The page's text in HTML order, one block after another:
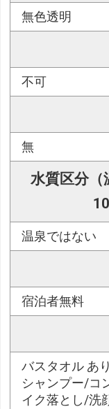
無色透明
不可
無
水質区分（
温泉ではない
宿泊者無料
バスタオル あり
シャンプー/コ
イク落とし/洗